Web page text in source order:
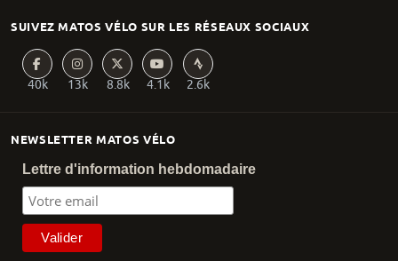
NEWSLETTER MATOS VÉLO
Lettre d'information hebdomadaire
SUIVEZ MATOS VÉLO SUR LES RÉSEAUX SOCIAUX
40k 13k 8.8k 4.1k 2.6k